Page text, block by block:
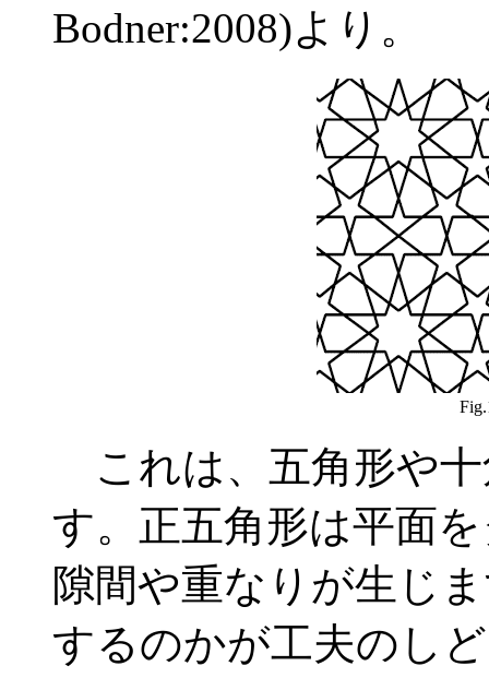
Bodner:2008)より。
これは、五角形や
す。正五角形は平面
隙間や重なりが生じ
するのかが工夫のし